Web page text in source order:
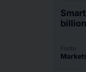
Fonte